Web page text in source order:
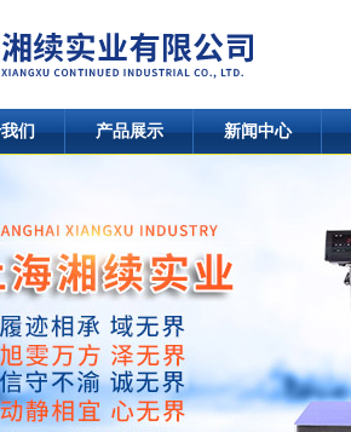
们 产品展示 新闻中心